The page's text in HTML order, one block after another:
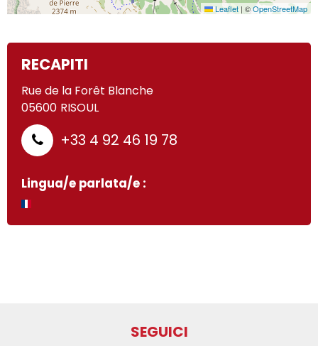
Leaflet | ©OpenStreetMap
RECAPITI
Rue de la Forêt Blanche
05600 RISOUL
+33 4 92 46 19 78
Lingua/e parlata/e :
SEGUICI